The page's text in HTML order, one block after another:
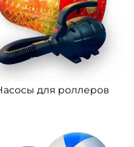
для роллеров